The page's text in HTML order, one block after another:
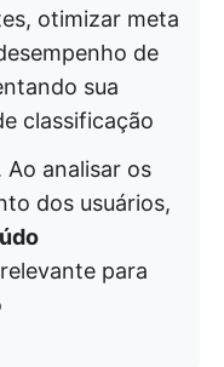
otimizar meta
de
sua
classificação
analisar os
dos usuários,
para